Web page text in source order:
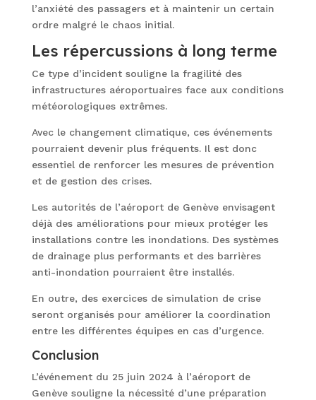
l’anxiété des passagers et à maintenir un certain
ordre malgré le chaos initial.
Les répercussions à long terme
Ce type d’incident souligne la fragilité des
infrastructures aéroportuaires face aux conditions
météorologiques extrêmes.
Avec le changement climatique, ces événements
pourraient devenir plus fréquents. Il est donc
essentiel de renforcer les mesures de prévention
et de gestion des crises.
Les autorités de l’aéroport de Genève envisagent
déjà des améliorations pour mieux protéger les
installations contre les inondations. Des systèmes
de drainage plus performants et des barrières
anti-inondation pourraient être installés.
En outre, des exercices de simulation de crise
seront organisés pour améliorer la coordination
entre les différentes équipes en cas d’urgence.
Conclusion
L’événement du 25 juin 2024 à l’aéroport de
Genève souligne la nécessité d’une préparation